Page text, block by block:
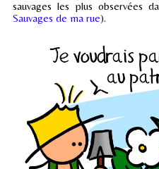
sauvages les plus observées
Sauvages de ma rue).